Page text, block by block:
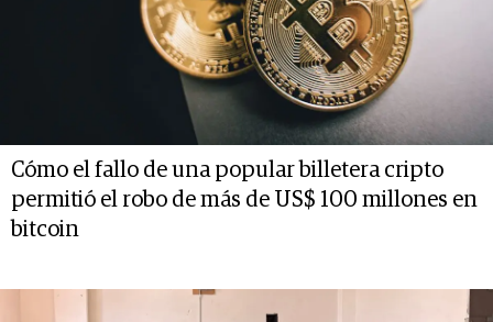
Cómo el fallo de una popular billetera cripto
permitió el robo de más de US$ 100 millones en
bitcoin